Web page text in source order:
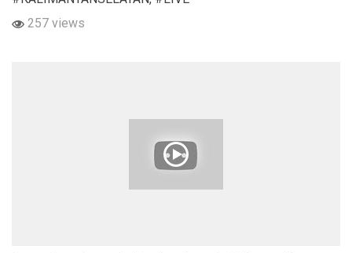
257 views